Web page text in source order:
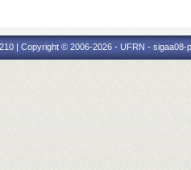
| Copyright © 2006-2026 - UFRN -